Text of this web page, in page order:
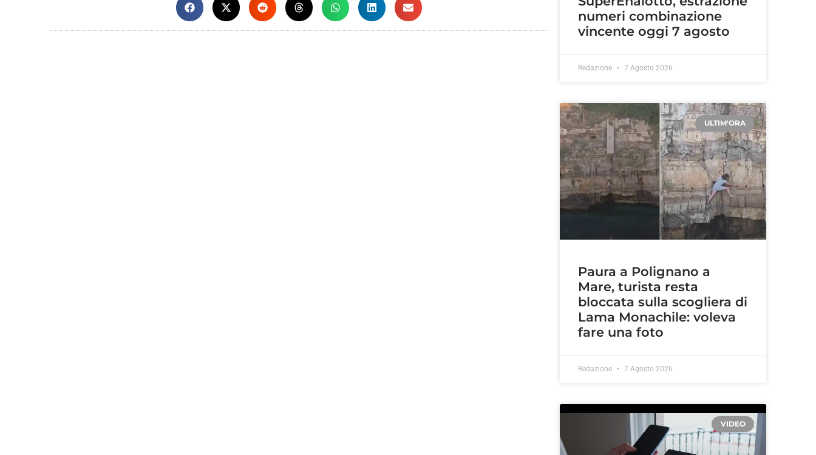
numeri combinazione
vincente oggi 7 agosto
Redazione 7 Agosto 2026
ULTIM'ORA
Paura a Polignano a
Mare, turista resta
bloccata sulla scogliera di
Lama Monachile: voleva
fare una foto
Redazione 7 Agosto 2026
VIDEO